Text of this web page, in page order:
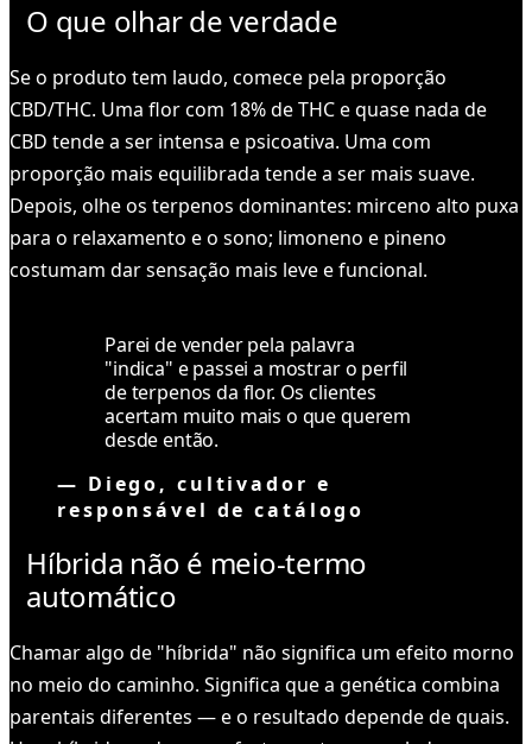
O que olhar de verdade
Se o produto tem laudo, comece pela proporção
CBD/THC. Uma flor com 18% de THC e quase nada de
CBD tende a ser intensa e psicoativa. Uma com
proporção mais equilibrada tende a ser mais suave.
Depois, olhe os terpenos dominantes: mirceno alto puxa
para o relaxamento e o sono; limoneno e pineno
costumam dar sensação mais leve e funcional.
Parei de vender pela palavra
"indica" e passei a mostrar o perfil
de terpenos da flor. Os clientes
acertam muito mais o que querem
desde então.
— Diego, cultivador e
responsável de catálogo
Híbrida não é meio-termo
automático
Chamar algo de "híbrida" não significa um efeito morno
no meio do caminho. Significa que a genética combina
parentais diferentes — e o resultado depende de quais.